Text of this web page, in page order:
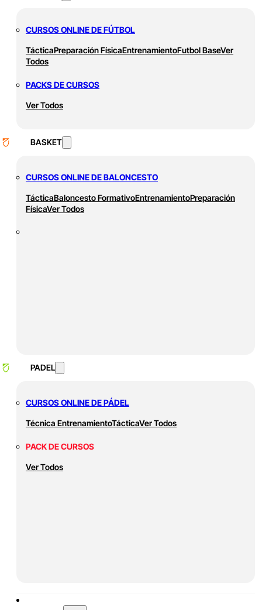
CURSOS ONLINE DE FÚTBOL
TácticaPreparación FísicaEntrenamientoFutbol BaseVer
Todos
PACKS DE CURSOS
Ver Todos
BASKET
CURSOS ONLINE DE BALONCESTO
TácticaBaloncesto FormativoEntrenamientoPreparación
FísicaVer Todos
PADEL
CURSOS ONLINE DE PÁDEL
Técnica EntrenamientoTácticaVer Todos
PACK DE CURSOS
Ver Todos